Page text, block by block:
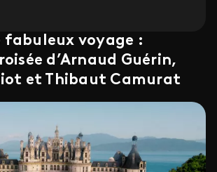
fabuleux voyage :
d’Arnaud Guérin,
et Thibaut Camurat